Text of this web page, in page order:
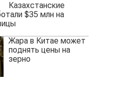
Казахстанские
$35 млн на
Жара в Китае может
поднять цены на
зерно